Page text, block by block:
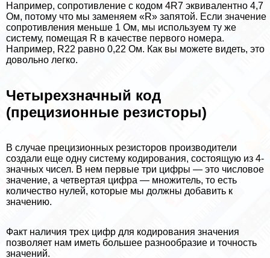
Например, сопротивление с кодом 4R7 эквивалентно 4,7
Ом, потому что мы заменяем «R» запятой. Если значение
сопротивления меньше 1 Ом, мы используем ту же
систему, помещая R в качестве первого номера.
Например, R22 равно 0,22 Ом. Как вы можете видеть, это
довольно легко.
Четырехзначный код
(прецизионные резисторы)
В случае прецизионных резисторов производители
создали еще одну систему кодирования, состоящую из 4-
значных чисел. В нем первые три цифры — это числовое
значение, а четвертая цифра — множитель, то есть
количество нулей, которые мы должны добавить к
значению.
Факт наличия трех цифр для кодирования значения
позволяет нам иметь большее разнообразие и точность
значений.